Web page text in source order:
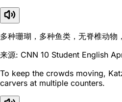
多种珊瑚，多种鱼类，无脊椎动物
来源: CNN 10 Student English
To keep the crowds moving,
carvers at multiple counters.